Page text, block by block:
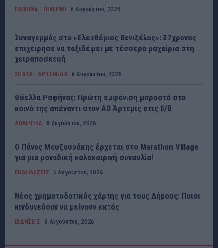
ΡΑΦΗΝΑ - ΠΙΚΕΡΜΙ 6 Αυγούστου, 2026
Συναγερμός στο «Ελευθέριος Βενιζέλος»: 37χρονος
επιχείρησε να ταξιδέψει με τέσσερα μαχαίρια στη
χειραποσκευή
ΣΠΑΤΑ - ΑΡΤΕΜΙΔΑ 6 Αυγούστου, 2026
Θύελλα Ραφήνας: Πρώτη εμφάνιση μπροστά στο
κοινό της απέναντι στον ΑΟ Άρτεμις στις 8/8
ΑΘΛΗΤΙΚΑ 6 Αυγούστου, 2026
Ο Πάνος Μουζουράκης έρχεται στο Marathon Village
για μια μοναδική καλοκαιρινή συναυλία!
ΕΚΔΗΛΩΣΕΙΣ 6 Αυγούστου, 2026
Νέος χρηματοδοτικός χάρτης για τους Δήμους: Ποιοι
κινδυνεύουν να μείνουν εκτός
ΕΙΔΗΣΕΙΣ 6 Αυγούστου, 2026